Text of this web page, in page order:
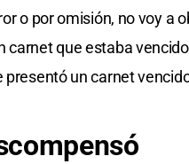
o por omisión, no voy a
carnet que estaba
presentó un carnet